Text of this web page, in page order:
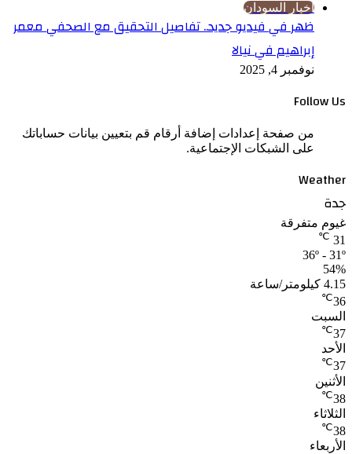
اخبار السودان
ظهر في فيديو جديد.. تفاصيل التحقيق مع الصحفي معمر
إبراهيم في نيالا
نوفمبر 4, 2025
Follow Us
من صفحة إعدادات إضافة أرقام قم بتعيين بيانات حساباتك
على الشبكات الإجتماعية.
Weather
جدة
غيوم متفرقة
31
℃
36º - 31º
54%
4.15 كيلومتر/ساعة
36
℃
السبت
37
℃
الأحد
37
℃
الأثنين
38
℃
الثلاثاء
38
℃
الأربعاء